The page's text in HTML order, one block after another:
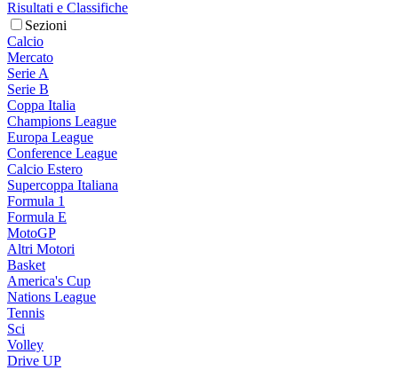
Risultati e Classifiche
Sezioni
Calcio
Mercato
Serie A
Serie B
Coppa Italia
Champions League
Europa League
Conference League
Calcio Estero
Supercoppa Italiana
Formula 1
Formula E
MotoGP
Altri Motori
Basket
America's Cup
Nations League
Tennis
Sci
Volley
Drive UP